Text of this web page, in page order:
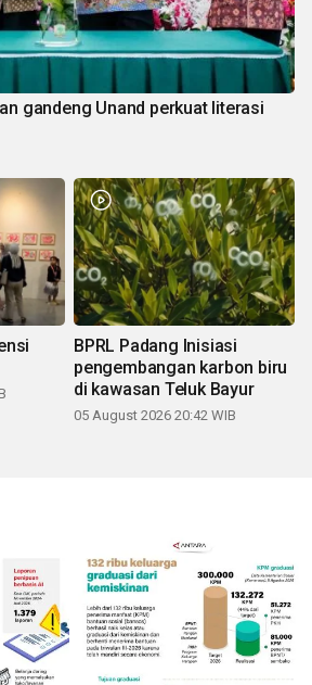
gandeng Unand perkuat literasi
BPRL Padang Inisiasi
pengembangan karbon biru
di kawasan Teluk Bayur
05 August 2026 20:42 WIB